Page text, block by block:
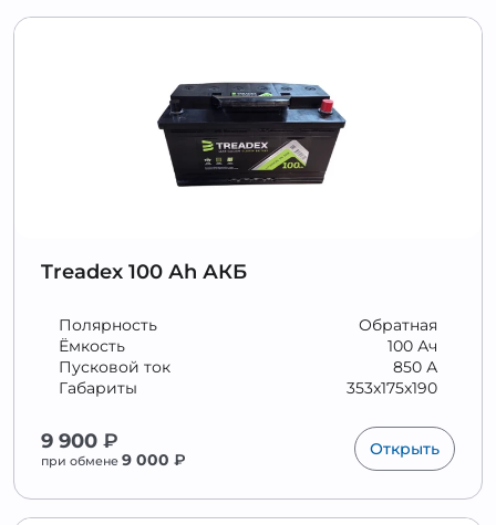
Treadex 100 Аh АКБ
Обратная
Полярность
100 Ач
Ёмкость
850 А
Пусковой ток
353x175x190
Габариты
9 900 ₽
при обмене 9 000 ₽
Открыть